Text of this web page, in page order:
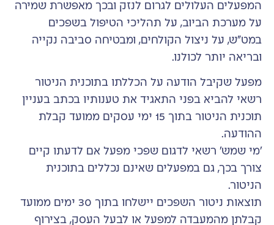
המפעלים העלולים לגרום לנזק ובכך מאפשרת שמירה
על מערכת הביוב, על תהליכי הטיפול בשפכים
במט"ש, על ניצול הקולחים, ומבטיחה סביבה נקייה
ובריאה יותר לכולנו.
מפעל שקיבל הודעה על הכללתו בתוכנית הניטור
רשאי להביא בפני התאגיד את טענותיו בכתב בעניין
תוכנית הניטור בתוך 15 ימי עסקים ממועד קבלת
ההודעה.
'מי שמש' רשאי לדגום שפכי מפעל אם לדעתו קיים
צורך בכך, גם במפעלים שאינם נכללים בתוכנית
הניטור.
תוצאות ניטור השפכים יישלחו בתוך 30 ימים ממועד
קבלתן מהמעבדה למפעל או לבעל העסק, בצירוף